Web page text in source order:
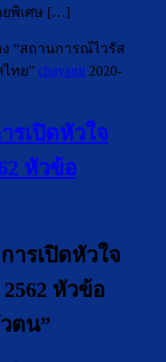
ยพิเศษ […]
“สถานการณ์ไวรัส
ไทย” chayanit 2020-
รเปิดหัวใจ
หัวข้อ
ารเปิดหัวใจ
หัวข้อ
ตน”